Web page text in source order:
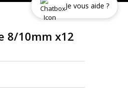
8/10mm x12
Je vous aide ?